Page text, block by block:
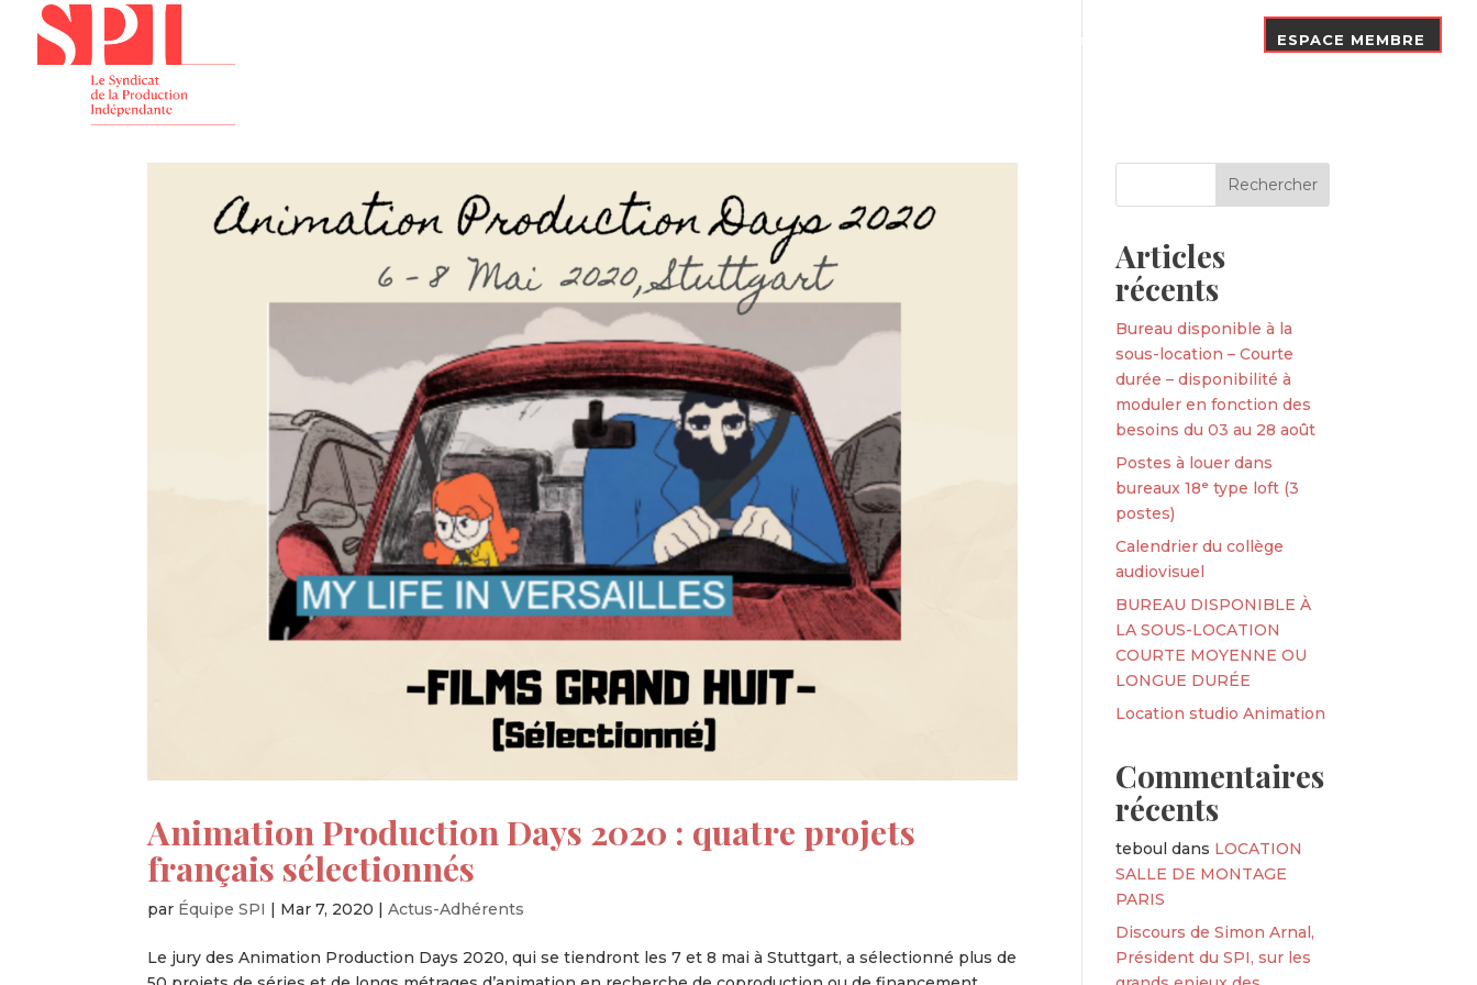
Nos Adhérents ESPACE MEMBRE
Animation Production Days 2020 : quatre projets
français sélectionnés
par Équipe SPI | Mar 7, 2020 |Actus-Adhérents
Le jury des Animation Production Days 2020, qui se tiendront les 7 et 8 mai à Stuttgart, a sélectionné plus de
Articles
récents
Bureau disponible à la
sous-location – Courte
durée – disponibilité à
moduler en fonction des
besoins du 03 au 28 août
Postes à louer dans
bureaux 18ᵉ type loft (3
postes)
Calendrier du collège
audiovisuel
BUREAU DISPONIBLE À
LA SOUS-LOCATION
COURTE MOYENNE OU
LONGUE DURÉE
Location studio Animation
Commentaires
récents
teboul dans LOCATION
SALLE DE MONTAGE
PARIS
Discours de Simon Arnal,
Président du SPI, sur les